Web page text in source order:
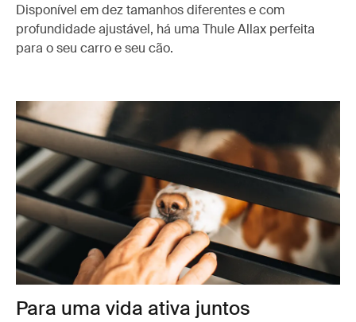
Disponível em dez tamanhos diferentes e com
profundidade ajustável, há uma Thule Allax perfeita
para o seu carro e seu cão.
Para uma vida ativa juntos